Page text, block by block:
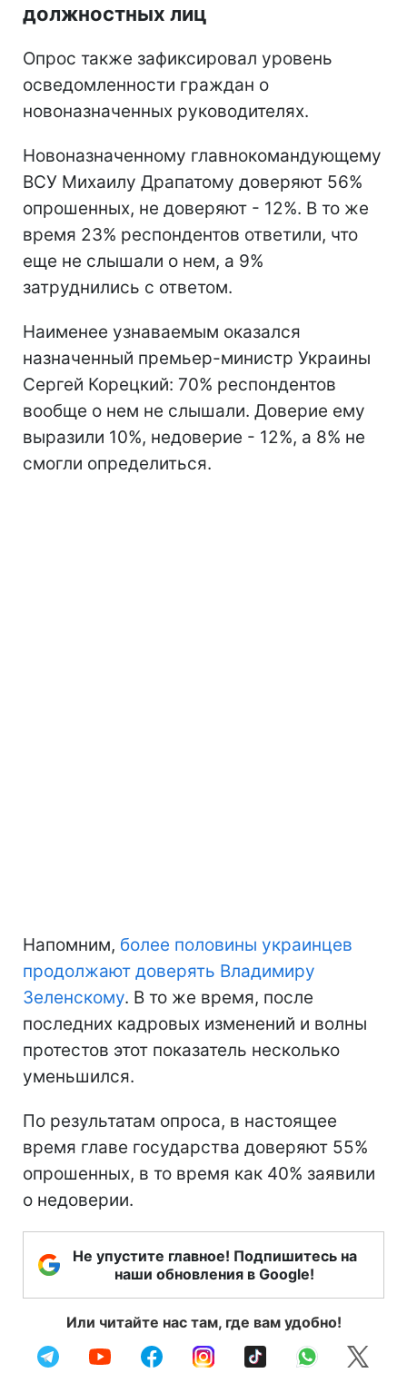
должностных лиц
Опрос также зафиксировал уровень
осведомленности граждан о
новоназначенных руководителях.
Новоназначенному главнокомандующему
ВСУ Михаилу Драпатому доверяют 56%
опрошенных, не доверяют - 12%. В то же
время 23% респондентов ответили, что
еще не слышали о нем, а 9%
затруднились с ответом.
Наименее узнаваемым оказался
назначенный премьер-министр Украины
Сергей Корецкий: 70% респондентов
вообще о нем не слышали. Доверие ему
выразили 10%, недоверие - 12%, а 8% не
смогли определиться.
Напомним, более половины украинцев
продолжают доверять Владимиру
Зеленскому. В то же время, после
последних кадровых изменений и волны
протестов этот показатель несколько
уменьшился.
По результатам опроса, в настоящее
время главе государства доверяют 55%
опрошенных, в то время как 40% заявили
о недоверии.
Не упустите главное! Подпишитесь на
наши обновления в Google!
Или читайте нас там, где вам удобно!